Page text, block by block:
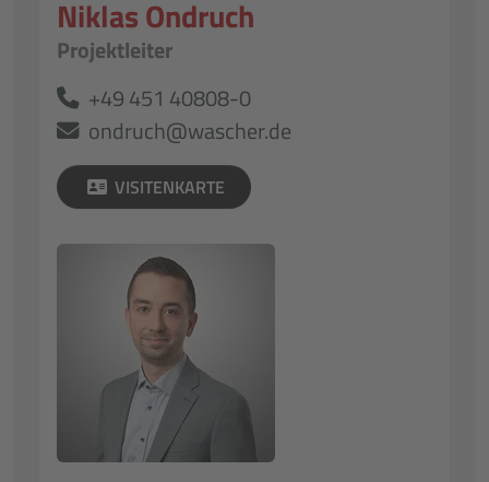
Niklas Ondruch
Projektleiter
+49 451 40808-0
ondruch@wascher.de
VISITENKARTE